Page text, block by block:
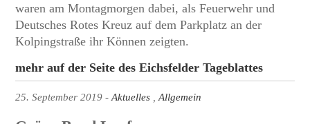
waren am Montagmorgen dabei, als Feuerwehr und
Deutsches Rotes Kreuz auf dem Parkplatz an der
Kolpingstraße ihr Können zeigten.
mehr auf der Seite des Eichsfelder Tageblattes
25. September 2019 Aktuelles Allgemein